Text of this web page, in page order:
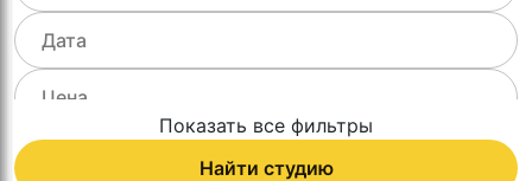
Показать все фильтры
Найти студию